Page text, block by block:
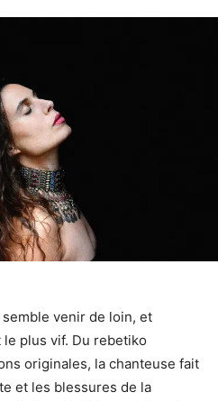
venir de loin, et
plus vif. Du rebetiko
originales, la chanteuse fait
et les blessures de la